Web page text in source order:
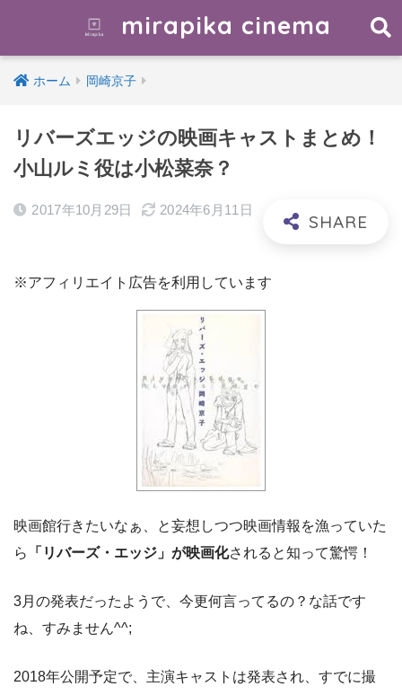
mirapika cinema
ホーム 岡崎京子
リバーズエッジの映画キャストまとめ！
小山ルミ役は小松菜奈？
2017年10月29日 2024年6月11日
※アフィリエイト広告を利用しています
映画館行きたいなぁ、と妄想しつつ映画情報を漁っていた
ら
「リバーズ・エッジ」が映画化されると知って驚愕！
3月の発表だったようで、今更何言ってるの？な話です
ね、すみません^^;
2018年公開予定で、主演キャストは発表され、すでに撮